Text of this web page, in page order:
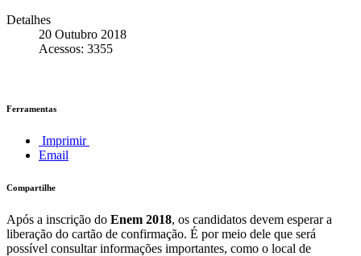
Detalhes
20 Outubro 2018
Acessos: 3355
Ferramentas
Imprimir
Email
Compartilhe
Após a inscrição do Enem 2018, os candidatos devem esperar a
liberação do cartão de confirmação. É por meio dele que será
possível consultar informações importantes, como o local de